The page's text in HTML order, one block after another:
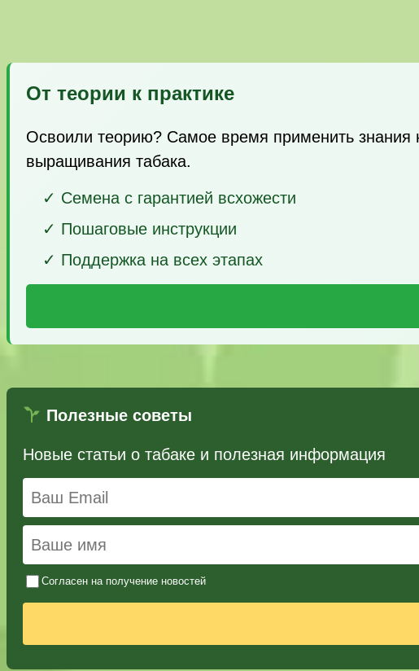
От теории к практике
Освоили теорию? Самое время применить знания
выращивания табака.
✓ Семена с гарантией всхожести
✓ Пошаговые инструкции
✓ Поддержка на всех этапах
Полезные советы
Новые статьи о табаке и полезная информация
Согласен на получение новостей